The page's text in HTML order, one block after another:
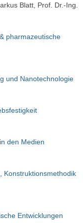
Blatt, Prof. Dr.-Ing.
pharmazeutische
und Nanotechnologie
den Medien
Konstruktionsmethodik
Entwicklungen